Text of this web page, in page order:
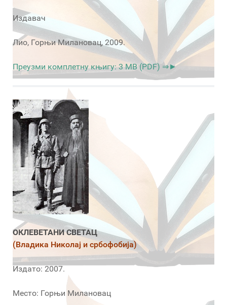
Издавач
Лио, Горњи Милановац, 2009.
Преузми комплетну књигу: 3 MB (PDF) ⇒►
ОКЛЕВЕТАНИ СВЕТАЦ
(Владика Николај и србофобија)
Издато: 2007.
Место: Горњи Милановац